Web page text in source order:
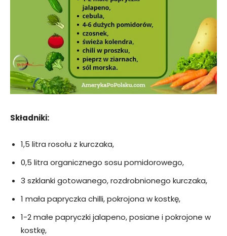
Składniki:
1,5 litra rosołu z kurczaka,
0,5 litra organicznego sosu pomidorowego,
3 szklanki gotowanego, rozdrobnionego kurczaka,
1 mała papryczka chilli, pokrojona w kostkę,
1-2 małe papryczki jalapeno, posiane i pokrojone w
kostkę,